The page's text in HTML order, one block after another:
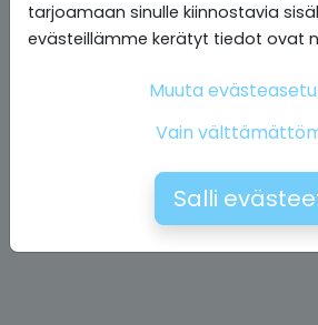
tarjoamaan sinulle kiinnostavia
evästeillämme kerätyt tiedot ovat
Muuta
Vain
Salli